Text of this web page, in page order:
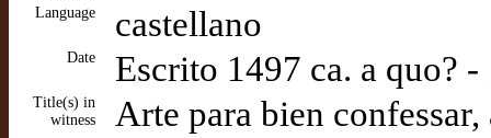
Language castellano
Date Escrito 1497 ca. a quo? -
Title(s) in
witness
Arte para bien confessar,